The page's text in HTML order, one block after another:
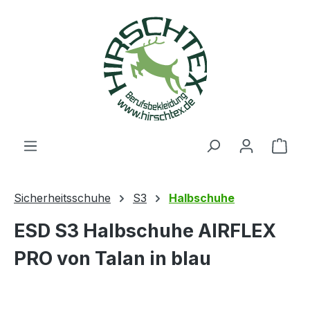
Sicherheitsschuhe S3 Halbschuhe
ESD S3 Halbschuhe AIRFLEX
PRO von Talan in blau